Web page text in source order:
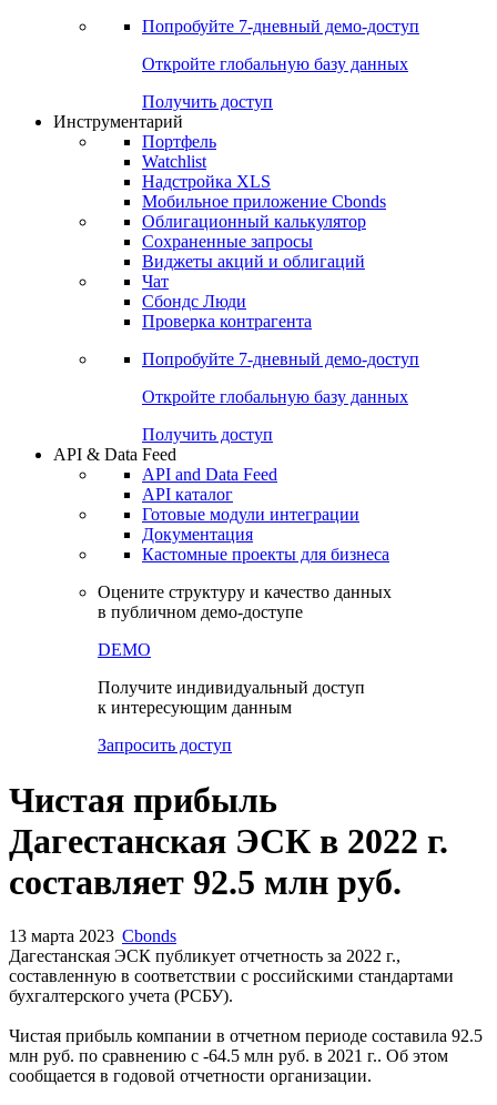
Попробуйте 7-дневный демо-доступ
Откройте глобальную базу данных
Получить доступ
Инструментарий
Портфель
Watchlist
Надстройка XLS
Мобильное приложение Cbonds
Облигационный калькулятор
Сохраненные запросы
Виджеты акций и облигаций
Чат
Сбондс Люди
Проверка контрагента
Попробуйте 7-дневный демо-доступ
Откройте глобальную базу данных
Получить доступ
API & Data Feed
API and Data Feed
API каталог
Готовые модули интеграции
Документация
Кастомные проекты для бизнеса
Оцените структуру и качество данных
в публичном демо-доступе
DEMO
Получите индивидуальный доступ
к интересующим данным
Запросить доступ
Чистая прибыль
Дагестанская ЭСК в 2022 г.
составляет 92.5 млн руб.
13 марта 2023 Cbonds
Дагестанская ЭСК публикует отчетность за 2022 г.,
составленную в соответствии с российскими стандартами
бухгалтерского учета (РСБУ).
Чистая прибыль компании в отчетном периоде составила 92.5
млн руб. по сравнению с -64.5 млн руб. в 2021 г.. Об этом
сообщается в годовой отчетности организации.